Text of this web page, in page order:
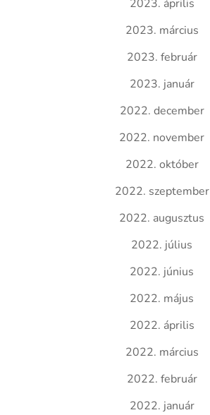
2023. április
2023. március
2023. február
2023. január
2022. december
2022. november
2022. október
2022. szeptember
2022. augusztus
2022. július
2022. június
2022. május
2022. április
2022. március
2022. február
2022. január